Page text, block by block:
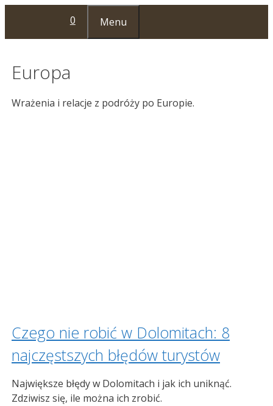
treści
0 Menu
Europa
Wrażenia i relacje z podróży po Europie.
Czego nie robić w Dolomitach: 8
najczęstszych błędów turystów
Największe błędy w Dolomitach i jak ich uniknąć.
Zdziwisz się, ile można ich zrobić.